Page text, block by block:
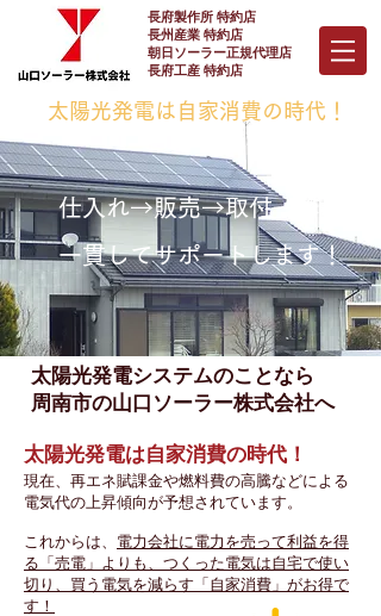
長府製作所 特約店
長州産業 特約店
朝日ソーラー正規代理店
長府工産 特約店
太陽光発電は自家消費の時代！
仕入れ→販売→取付→修理
一貫してサポートします！
太陽光発電システムのことなら
周南市の山口ソーラー株式会社へ
太陽光発電は自家消費の時代！
現在、再エネ賦課金や燃料費の高騰などによる
電気代の上昇傾向が予想されています。
これからは、 電力会社に電力を売って利益を得
る「売電」よりも、つくった電気は自宅で使い
切り、買う電気を減らす「自家消費」がお得で
す！